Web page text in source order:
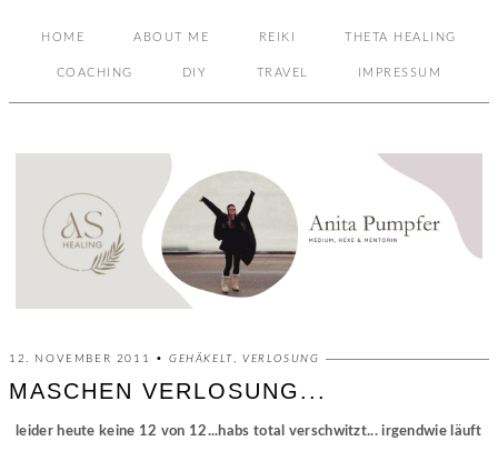
HOME ABOUT ME REIKI THETA HEALING
COACHING DIY TRAVEL IMPRESSUM
12. NOVEMBER 2011 • GEHÄKELT ,VERLOSUNG
MASCHEN VERLOSUNG...
leider heute keine 12 von 12...habs total verschwitzt... irgendwie läuft